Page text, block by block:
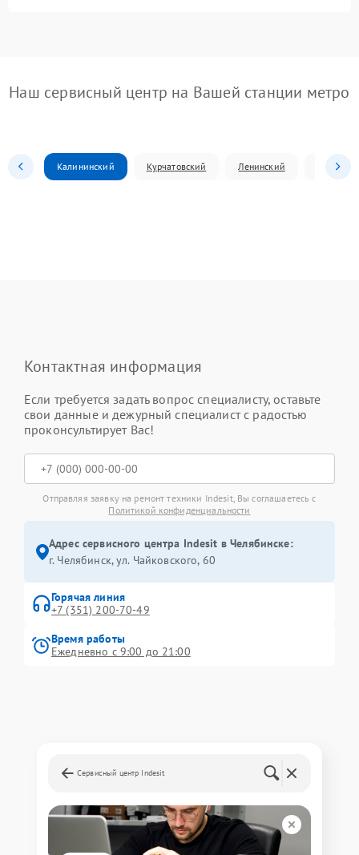
Наш сервисный центр на Вашей станции метро
Калининский Курчатовский Ленинский
Контактная информация
Если требуется задать вопрос специалисту, оставьте
свои данные и дежурный специалист с радостью
проконсультирует Вас!
Отправляя заявку на ремонт техники Indesit, Вы соглашаетесь с
Политикой конфиденциальности
Адрес сервисного центра Indesit в Челябинске:
г. Челябинск, ул. Чайковского, 60
Горячая линия
+7 (351) 200-70-49
Время работы
Ежедневно с 9:00 до 21:00
Сервисный центр Indesit